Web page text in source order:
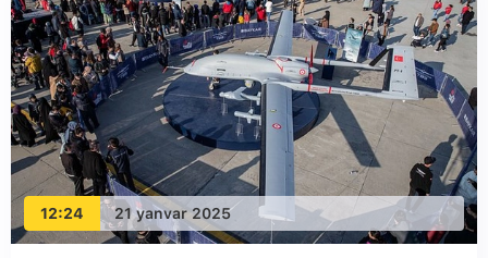
12:24 21 yanvar 2025